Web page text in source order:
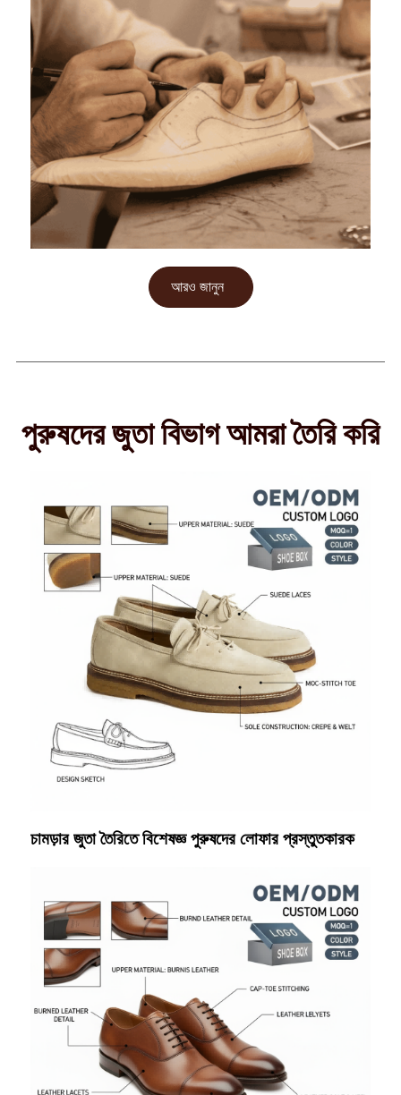
আরও জানুন
পুরুষদের জুতা বিভাগ আমরা তৈরি করি
চামড়ার জুতা তৈরিতে বিশেষজ্ঞ পুরুষদের লোফার প্রস্তুতকারক